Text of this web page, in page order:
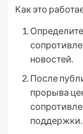
Как это
новостей.
После
прорыва
поддержки.